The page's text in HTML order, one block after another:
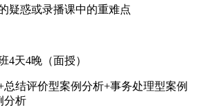
疑惑或录播课中的重难点
4天4晚（面授）
结评价型案例分析+事务处理型案例
分析